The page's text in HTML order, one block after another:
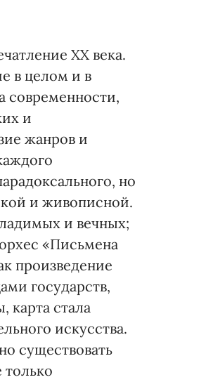
ХХ века.
в целом и в
современности,
и
жанров и
но
и живописной.
и вечных;
«Письмена
произведение
государств,
карта стала
искусства.
существовать
только